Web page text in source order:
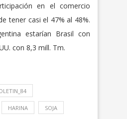
en el comercio
tener casi el 47% al 48%.
estarían Brasil con
con 8,3 mill. Tm.
HARINA SOJA